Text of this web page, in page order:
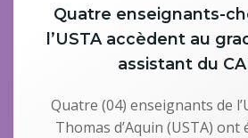
Quatre enseignants-
l’USTA accèdent au
assistant du
Quatre (04) enseignants de
Thomas d’Aquin (USTA)